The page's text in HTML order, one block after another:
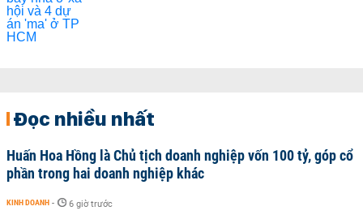
Đọc nhiều nhất
Huấn Hoa Hồng là Chủ tịch doanh nghiệp vốn 100 tỷ, góp cổ
phần trong hai doanh nghiệp khác
KINH DOANH - 6 giờ trước